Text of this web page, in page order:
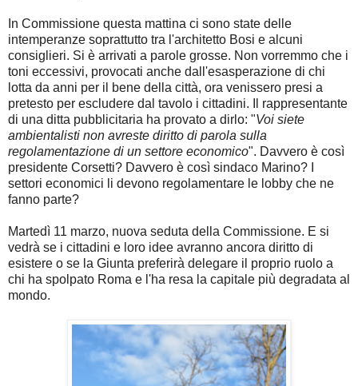
In Commissione questa mattina ci sono state delle
intemperanze soprattutto tra l'architetto Bosi e alcuni
consiglieri. Si è arrivati a parole grosse. Non vorremmo che i
toni eccessivi, provocati anche dall'esasperazione di chi
lotta da anni per il bene della città, ora venissero presi a
pretesto per escludere dal tavolo i cittadini. Il rappresentante
di una ditta pubblicitaria ha provato a dirlo: "Voi siete
ambientalisti non avreste diritto di parola sulla
regolamentazione di un settore economico". Davvero è così
presidente Corsetti? Davvero è così sindaco Marino? I
settori economici li devono regolamentare le lobby che ne
fanno parte?
Martedì 11 marzo, nuova seduta della Commissione. E si
vedrà se i cittadini e loro idee avranno ancora diritto di
esistere o se la Giunta preferirà delegare il proprio ruolo a
chi ha spolpato Roma e l'ha resa la capitale più degradata al
mondo.